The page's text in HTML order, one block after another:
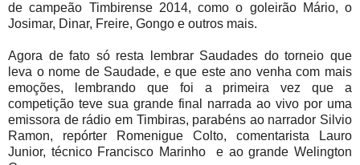
de campeão Timbirense 2014, como o goleirão Mário, o
Josimar, Dinar, Freire, Gongo e outros mais.
Agora de fato só resta lembrar Saudades do torneio que
leva o nome de Saudade, e que este ano venha com mais
emoções, lembrando que foi a primeira vez que a
competição teve sua grande final narrada ao vivo por uma
emissora de rádio em Timbiras, parabéns ao narrador Silvio
Ramon, repórter Romenigue Colto, comentarista Lauro
Junior, técnico Francisco Marinho e ao grande Welington